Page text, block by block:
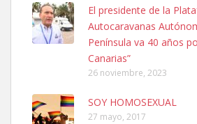
El día 5 se los perdió una ninfa papillera,
calle, se perdió por la zon...
Leales.org » Gran Canaria
6.7.2025
El presidente de la
Autocaravanas
Península va 40 años
Canarias”
26 noviembre, 2023
SOY HOMOSEXUAL
27 mayo, 2017